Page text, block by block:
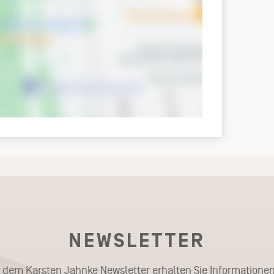
NEWSLETTER
dem Karsten Jahnke Newsletter erhalten Sie